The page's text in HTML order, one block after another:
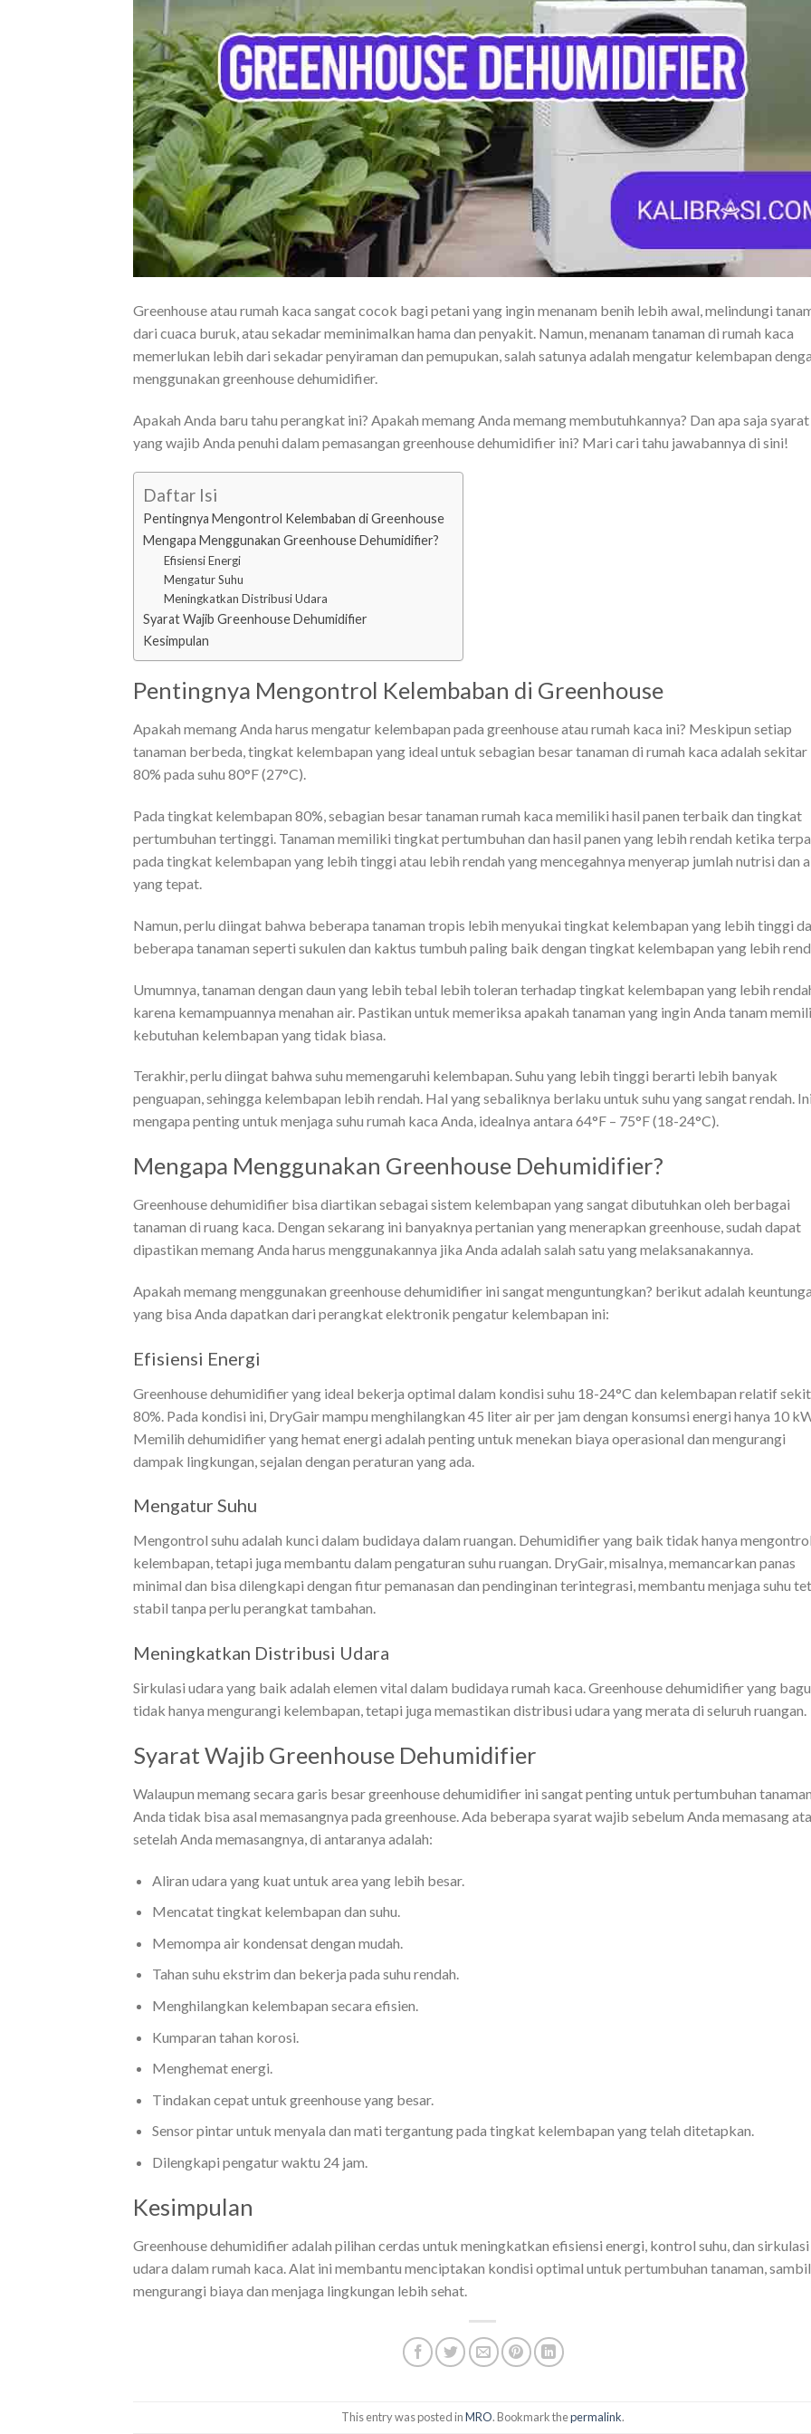
Greenhouse atau rumah kaca sangat cocok bagi petani yang ingin menanam benih lebih awal, melindungi
dari cuaca buruk, atau sekadar meminimalkan hama dan penyakit. Namun, menanam tanaman di rumah kaca
memerlukan lebih dari sekadar penyiraman dan pemupukan, salah satunya adalah mengatur kelembapan
menggunakan greenhouse dehumidifier.
Apakah Anda baru tahu perangkat ini? Apakah memang Anda memang membutuhkannya? Dan apa saja syarat
yang wajib Anda penuhi dalam pemasangan greenhouse dehumidifier ini? Mari cari tahu jawabannya di sini!
Daftar Isi
Pentingnya Mengontrol Kelembaban di Greenhouse
Mengapa Menggunakan Greenhouse Dehumidifier?
Efisiensi Energi
Mengatur Suhu
Meningkatkan Distribusi Udara
Syarat Wajib Greenhouse Dehumidifier
Kesimpulan
Pentingnya Mengontrol Kelembaban di Greenhouse
Apakah memang Anda harus mengatur kelembapan pada greenhouse atau rumah kaca ini? Meskipun setiap
tanaman berbeda, tingkat kelembapan yang ideal untuk sebagian besar tanaman di rumah kaca adalah sekitar
80% pada suhu 80°F (27°C).
Pada tingkat kelembapan 80%, sebagian besar tanaman rumah kaca memiliki hasil panen terbaik dan tingkat
pertumbuhan tertinggi. Tanaman memiliki tingkat pertumbuhan dan hasil panen yang lebih rendah ketika
pada tingkat kelembapan yang lebih tinggi atau lebih rendah yang mencegahnya menyerap jumlah nutrisi dan
yang tepat.
Namun, perlu diingat bahwa beberapa tanaman tropis lebih menyukai tingkat kelembapan yang lebih tinggi
beberapa tanaman seperti sukulen dan kaktus tumbuh paling baik dengan tingkat kelembapan yang lebih
Umumnya, tanaman dengan daun yang lebih tebal lebih toleran terhadap tingkat kelembapan yang lebih
karena kemampuannya menahan air. Pastikan untuk memeriksa apakah tanaman yang ingin Anda tanam
kebutuhan kelembapan yang tidak biasa.
Terakhir, perlu diingat bahwa suhu memengaruhi kelembapan. Suhu yang lebih tinggi berarti lebih banyak
penguapan, sehingga kelembapan lebih rendah. Hal yang sebaliknya berlaku untuk suhu yang sangat rendah.
mengapa penting untuk menjaga suhu rumah kaca Anda, idealnya antara 64°F – 75°F (18-24°C).
Mengapa Menggunakan Greenhouse Dehumidifier?
Greenhouse dehumidifier bisa diartikan sebagai sistem kelembapan yang sangat dibutuhkan oleh berbagai
tanaman di ruang kaca. Dengan sekarang ini banyaknya pertanian yang menerapkan greenhouse, sudah dapat
dipastikan memang Anda harus menggunakannya jika Anda adalah salah satu yang melaksanakannya.
Apakah memang menggunakan greenhouse dehumidifier ini sangat menguntungkan? berikut adalah
yang bisa Anda dapatkan dari perangkat elektronik pengatur kelembapan ini:
Efisiensi Energi
Greenhouse dehumidifier yang ideal bekerja optimal dalam kondisi suhu 18-24°C dan kelembapan relatif
80%. Pada kondisi ini, DryGair mampu menghilangkan 45 liter air per jam dengan konsumsi energi hanya 10
Memilih dehumidifier yang hemat energi adalah penting untuk menekan biaya operasional dan mengurangi
dampak lingkungan, sejalan dengan peraturan yang ada.
Mengatur Suhu
Mengontrol suhu adalah kunci dalam budidaya dalam ruangan. Dehumidifier yang baik tidak hanya mengontrol
kelembapan, tetapi juga membantu dalam pengaturan suhu ruangan. DryGair, misalnya, memancarkan panas
minimal dan bisa dilengkapi dengan fitur pemanasan dan pendinginan terintegrasi, membantu menjaga suhu
stabil tanpa perlu perangkat tambahan.
Meningkatkan Distribusi Udara
Sirkulasi udara yang baik adalah elemen vital dalam budidaya rumah kaca. Greenhouse dehumidifier yang
tidak hanya mengurangi kelembapan, tetapi juga memastikan distribusi udara yang merata di seluruh ruangan.
Syarat Wajib Greenhouse Dehumidifier
Walaupun memang secara garis besar greenhouse dehumidifier ini sangat penting untuk pertumbuhan
Anda tidak bisa asal memasangnya pada greenhouse. Ada beberapa syarat wajib sebelum Anda memasang
setelah Anda memasangnya, di antaranya adalah:
Aliran udara yang kuat untuk area yang lebih besar.
Mencatat tingkat kelembapan dan suhu.
Memompa air kondensat dengan mudah. ​​
Tahan suhu ekstrim dan bekerja pada suhu rendah.
Menghilangkan kelembapan secara efisien.
Kumparan tahan korosi.
Menghemat energi.
Tindakan cepat untuk greenhouse yang besar.
Sensor pintar untuk menyala dan mati tergantung pada tingkat kelembapan yang telah ditetapkan.
Dilengkapi pengatur waktu 24 jam.
Kesimpulan
Greenhouse dehumidifier adalah pilihan cerdas untuk meningkatkan efisiensi energi, kontrol suhu, dan sirkulasi
udara dalam rumah kaca. Alat ini membantu menciptakan kondisi optimal untuk pertumbuhan tanaman, sambil
mengurangi biaya dan menjaga lingkungan lebih sehat.
This entry was posted inMRO. Bookmark thepermalink.